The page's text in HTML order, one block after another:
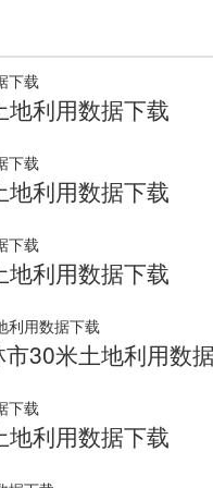
利用数据下载
利用数据下载
利用数据下载
30米土地利用数
利用数据下载